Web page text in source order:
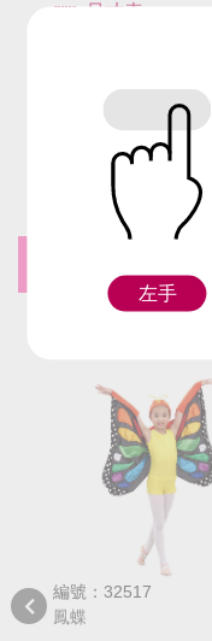
尺寸表
編號：32517
鳳蝶
左手